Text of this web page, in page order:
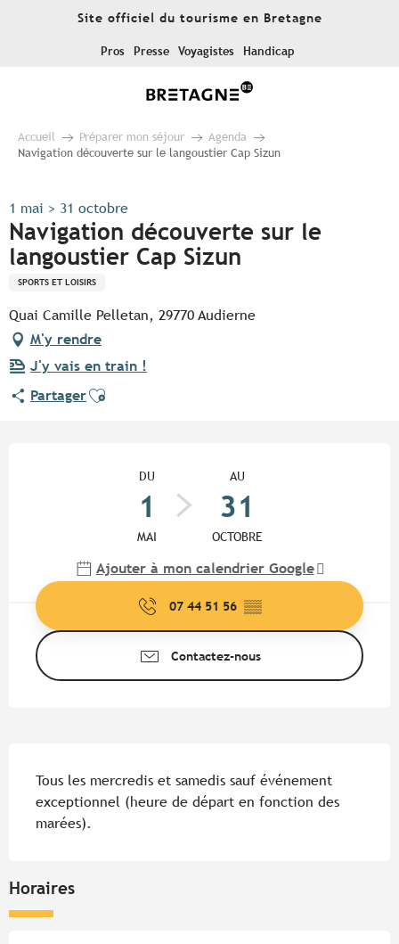
Site officiel du tourisme en Bretagne
Pros Presse Voyagistes Handicap
Accueil Préparer mon séjour
Agenda
Navigation découverte sur le langoustier Cap Sizun
1 mai > 31 octobre
Navigation découverte sur le
langoustier Cap Sizun
SPORTS ET LOISIRS
Quai Camille Pelletan, 29770 Audierne
M'y rendre
J'y vais en train !
PartagerAjouter aux favoris
DU
1
MAI
AU
31
OCTOBRE
Ajouter à mon calendrier Google
07 44 51 56 ▒▒
Contactez-nous
Tous les mercredis et samedis sauf événement
exceptionnel (heure de départ en fonction des
marées).
Horaires